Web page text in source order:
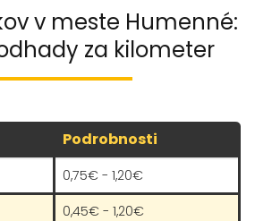
v meste Humenné:
za kilometer
Podrobnosti
0,75€ - 1,20€
0,45€ - 1,20€